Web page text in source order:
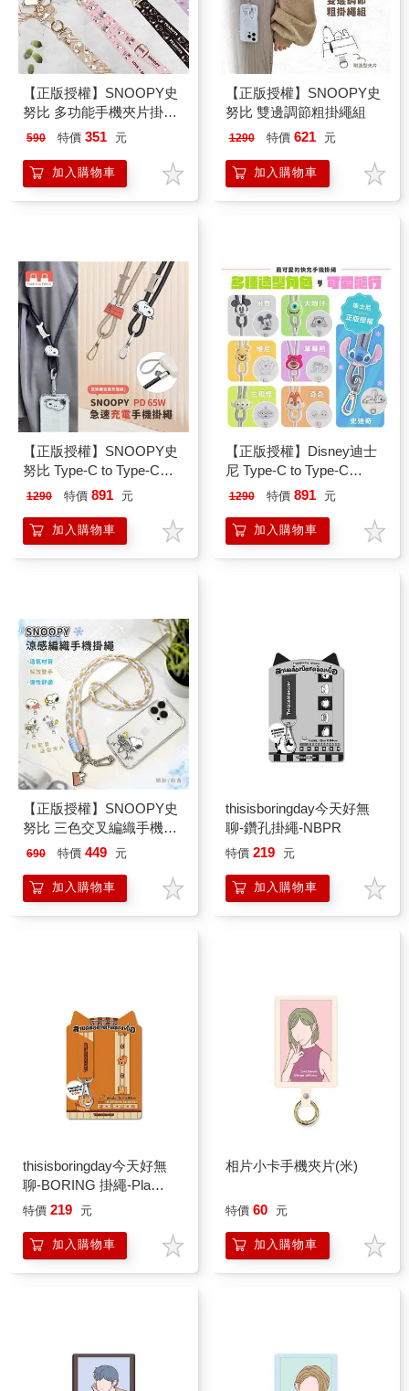
【正版授權】SNOOPY史
努比 多功能手機夾片掛繩
組
590 特價 351 元
加入購物車
【正版授權】SNOOPY史
努比 雙邊調節粗掛繩組
1290 特價 621 元
加入購物車
【正版授權】SNOOPY史
努比 Type-C to Type-C
PD65W 急速充電手機掛繩
1290 特價 891 元
加入購物車
【正版授權】Disney迪士
尼 Type-C to Type-C
PD65W 急速充電手機掛繩
1290 特價 891 元
加入購物車
【正版授權】SNOOPY史
努比 三色交叉編織手機夾
片掛繩組
690 特價 449 元
加入購物車
thisisboringday今天好無
聊-鑽孔掛繩-NBPR
特價 219 元
加入購物車
thisisboringday今天好無
聊-BORING 掛繩-Pla
Cham
特價 219 元
加入購物車
相片小卡手機夾片(米)
特價 60 元
加入購物車